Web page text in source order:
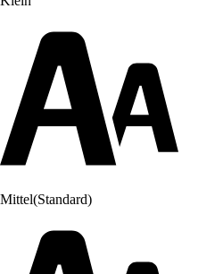
Mittel(Standard)